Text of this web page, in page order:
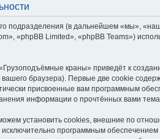
подразделения (в дальнейшем «мы»,
«phpBB Limited», «phpBB Teams»)
краны» приведёт к
браузера). Первые две cookie
присвоенные вам программным
информации о прочтённых вами
установить cookies, внешние по
исключительно программным